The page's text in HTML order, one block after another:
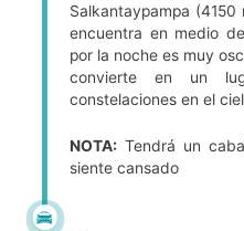
Salkantaypampa (4150
encuentra en medio
por la noche es muy
convierte en un
constelaciones en el
NOTA: Tendrá un
siente cansado